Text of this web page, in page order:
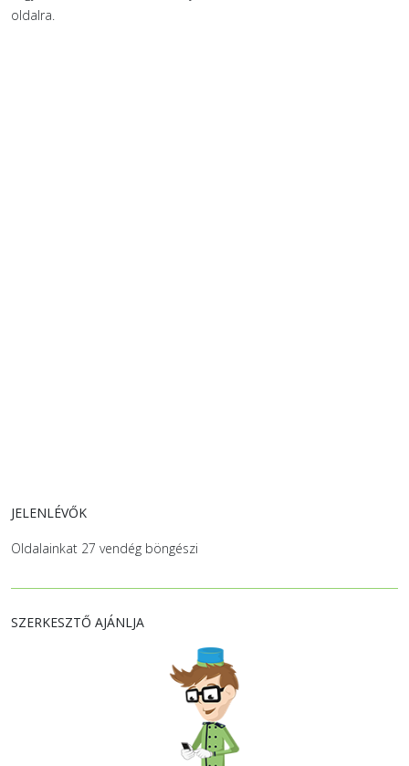
oldalra.
JELENLÉVŐK
Oldalainkat 27 vendég böngészi
SZERKESZTŐ AJÁNLJA